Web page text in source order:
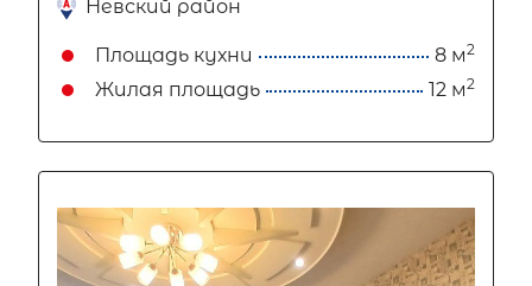
Невский район
Площадь кухни 8 м2
Жилая площадь 12 м2